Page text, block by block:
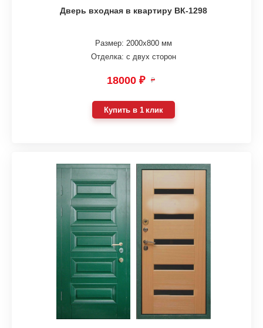
Дверь входная в квартиру ВК-1298
Размер: 2000х800 мм
Отделка: с двух сторон
18000 ₽ ₽
Купить в 1 клик